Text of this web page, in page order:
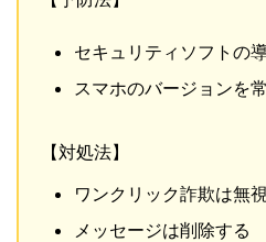
セキュリティソフトの
スマホのバージョンを
【対処法】
ワンクリック詐欺は無
メッセージは削除する